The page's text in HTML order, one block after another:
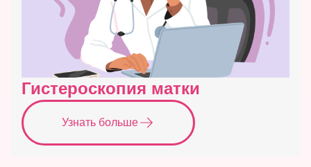
Гистероскопия матки
Узнать больше